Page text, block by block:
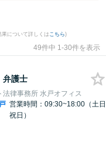
果について詳しくは こちら)
49件中 1-30件を表示
弁護士
法律事務所 水戸オフィス
営業時間：09:30~18:00（土日
祝日）